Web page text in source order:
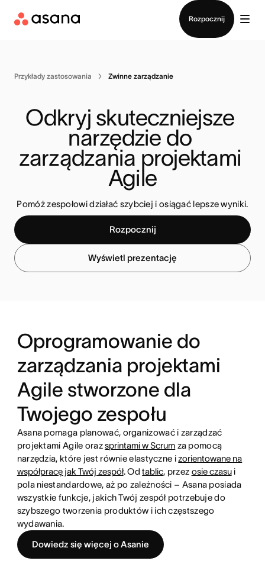
Rozpocznij
Przykłady zastosowania Zwinne zarządzanie
Odkryj skuteczniejsze
narzędzie do
zarządzania projektami
Agile
Pomóż zespołowi działać szybciej i osiągać lepsze wyniki.
Rozpocznij
Wyświetl prezentację
Oprogramowanie do
zarządzania projektami
Agile stworzone dla
Twojego zespołu
Asana pomaga planować, organizować i zarządzać
projektami Agile orazsprintami w Scrum za pomocą
narzędzia, które jest równie elastyczne izorientowane na
współpracę jak Twój zespół. Odtablic, przez osie czasui
pola niestandardowe, aż po zależności – Asana posiada
wszystkie funkcje, jakich Twój zespół potrzebuje do
szybszego tworzenia produktów i ich częstszego
wydawania.
Dowiedz się więcej o Asanie